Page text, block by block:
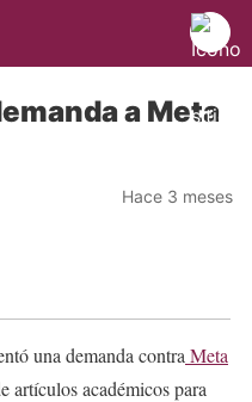
a Meta
Hace 3 meses
una demanda contra Meta
artículos académicos para